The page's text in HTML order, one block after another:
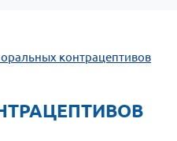
контрацептивов